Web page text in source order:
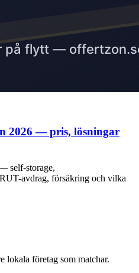
2026 — pris, lösningar
self-storage,
avdrag, försäkring och vilka
företag som matchar.